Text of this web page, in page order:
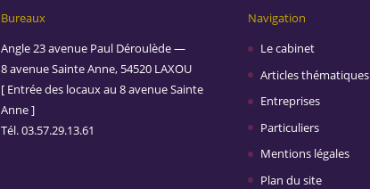
Bureaux
Angle 23 avenue Paul Déroulède —
8 avenue Sainte Anne, 54520 LAXOU
[ Entrée des locaux au 8 avenue Sainte
Anne ]
Tél. 03.57.29.13.61
Navigation
Le cabinet
Articles thématiques
Entreprises
Particuliers
Mentions légales
Plan du site